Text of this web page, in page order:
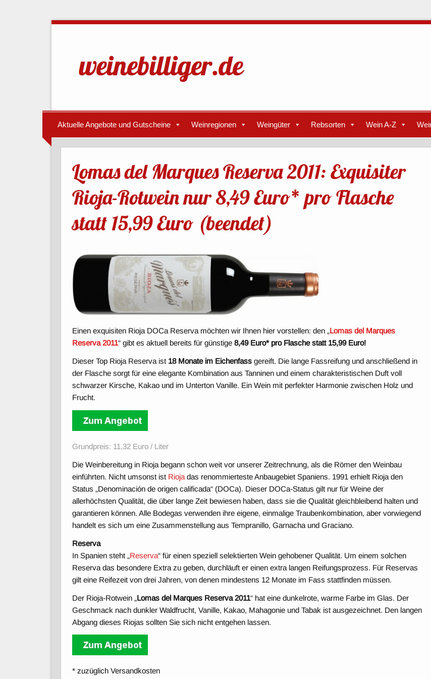
Aktuelle Angebote und Gutscheine Weinregionen Weingüter Rebsorten Wein A-Z
Lomas del Marques Reserva 2011: Exquisiter
Rioja-Rotwein nur 8,49 Euro* pro Flasche
statt 15,99 Euro (beendet)
Einen exquisiten Rioja DOCa Reserva möchten wir Ihnen hier vorstellen: den „Lomas del Marques
Reserva 2011“ gibt es aktuell bereits für günstige8,49 Euro* pro Flasche statt 15,99 Euro!
Dieser Top Rioja Reserva ist 18 Monate im Eichenfass gereift. Die lange Fassreifung und anschließend in
der Flasche sorgt für eine elegante Kombination aus Tanninen und einem charakteristischen Duft voll
schwarzer Kirsche, Kakao und im Unterton Vanille. Ein Wein mit perfekter Harmonie zwischen Holz und
Frucht.
Grundpreis: 11,32 Euro / Liter
Die Weinbereitung in Rioja begann schon weit vor unserer Zeitrechnung, als die Römer den Weinbau
einführten. Nicht umsonst ist Rioja das renommierteste Anbaugebiet Spaniens. 1991 erhielt Rioja den
Status „Denominación de origen calificada“ (DOCa). Dieser DOCa-Status gilt nur für Weine der
allerhöchsten Qualität, die über lange Zeit bewiesen haben, dass sie die Qualität gleichbleibend halten und
garantieren können. Alle Bodegas verwenden ihre eigene, einmalige Traubenkombination, aber vorwiegend
handelt es sich um eine Zusammenstellung aus Tempranillo, Garnacha und Graciano.
Reserva
In Spanien steht „Reserva“ für einen speziell selektierten Wein gehobener Qualität. Um einem solchen
Reserva das besondere Extra zu geben, durchläuft er einen extra langen Reifungsprozess. Für Reservas
gilt eine Reifezeit von drei Jahren, von denen mindestens 12 Monate im Fass stattfinden müssen.
Der Rioja-Rotwein „Lomas del Marques Reserva 2011“ hat eine dunkelrote, warme Farbe im Glas. Der
Geschmack nach dunkler Waldfrucht, Vanille, Kakao, Mahagonie und Tabak ist ausgezeichnet. Den langen
Abgang dieses Riojas sollten Sie sich nicht entgehen lassen.
* zuzüglich Versandkosten